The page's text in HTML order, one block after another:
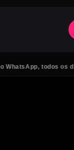
todos os dias